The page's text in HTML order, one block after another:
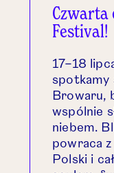
Czwarta
Festival!
17–18
spotkamy
Browaru,
wspólnie
niebem.
powraca
Polski i